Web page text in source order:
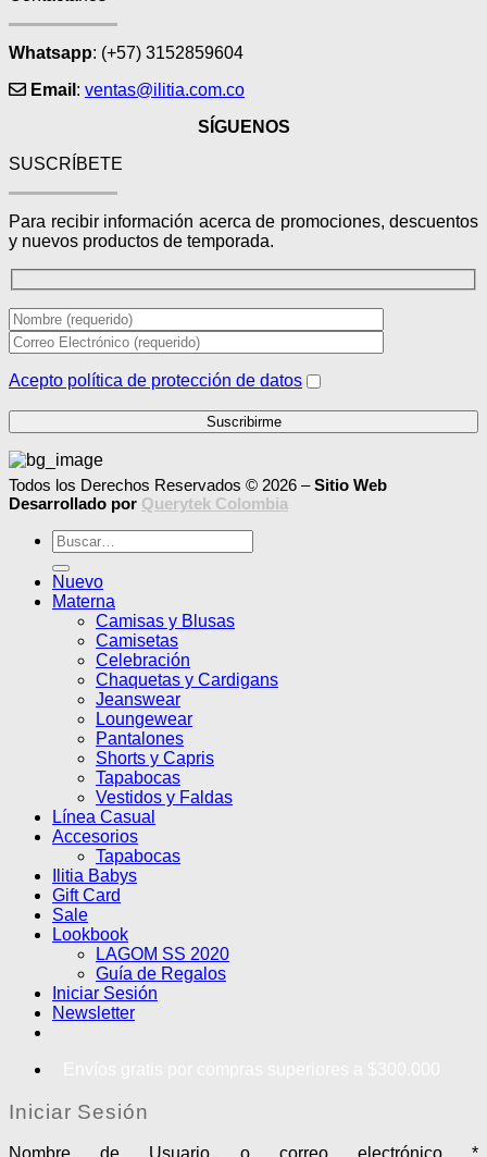
Whatsapp: (+57) 3152859604
Email : ventas@ilitia.com.co
SÍGUENOS
SUSCRÍBETE
Para recibir información acerca de promociones, descuentos
y nuevos productos de temporada.
Acepto política de protección de datos
Todos los Derechos Reservados © 2026 –Sitio Web
Desarrollado por Querytek Colombia
Buscar
por:
Nuevo
Materna
Camisas y Blusas
Camisetas
Celebración
Chaquetas y Cardigans
Jeanswear
Loungewear
Pantalones
Shorts y Capris
Tapabocas
Vestidos y Faldas
Línea Casual
Accesorios
Tapabocas
Ilitia Babys
Gift Card
Sale
Lookbook
LAGOM SS 2020
Guía de Regalos
Iniciar Sesión
Newsletter
Iniciar Sesión